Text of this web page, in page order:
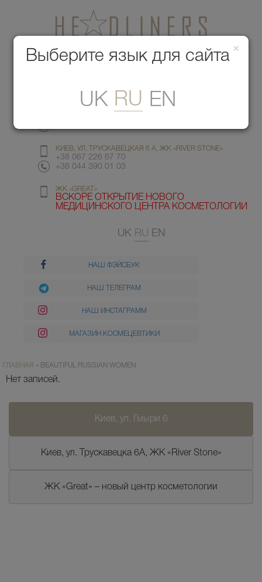
КИЕВ, УЛ. ГМЫРИ 6
КИЕВ, УЛ. ТРУСКАВЕЦКАЯ 6 А, ЖК «RIVER STONE»
+38 067 226 67 70
+38 044 390 01 03
ЖК «GREAT»
ВСКОРЕ ОТКРЫТИЕ НОВОГО
МЕДИЦИНСКОГО ЦЕНТРА КОСМЕТОЛОГИИ
UK RU EN
НАШ ФЭЙСБУК
НАШ ТЕЛЕГРАМ
НАШ ИНСТАГРАММ
МАГАЗИН КОСМЕЦЕВТИКИ
ГЛАВНАЯ » BEAUTIFUL RUSSIAN WOMEN
Нет записей.
Киев, ул. Гмыри 6
Киев, ул. Трускавецка 6А, ЖК «River Stone»
ЖК «Great» – новый центр косметологии
×
Выберите язык для сайта
UK RU EN